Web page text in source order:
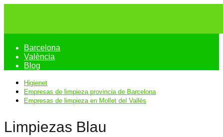
Barcelona
València
Blog
Higienet
Empresas de limpieza provincia de Barcelona
Empresas de limpieza en Mollet del Vallès
Limpiezas Blau